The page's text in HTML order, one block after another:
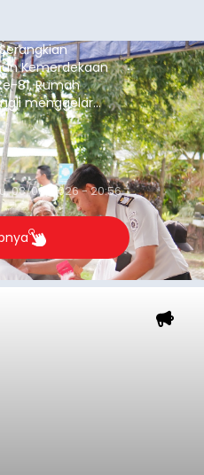
Serangkian
Kemerdekaan
81, Rumah
menggelar
gratis, Rabu
08/06/2026 - 20:56